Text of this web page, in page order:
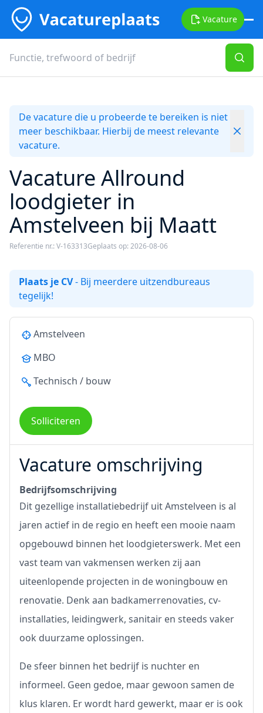
Vacature
De vacature die u probeerde te bereiken is niet
meer beschikbaar. Hierbij de meest relevante
vacature.
Vacature Allround
loodgieter in
Amstelveen bij Maatt
Referentie nr.: V-163313Geplaats op: 2026-08-06
Plaats je CV- Bij meerdere uitzendbureaus
tegelijk!
Amstelveen
MBO
Technisch / bouw
Solliciteren
Vacature omschrijving
Bedrijfsomschrijving
Dit gezellige installatiebedrijf uit Amstelveen is al
jaren actief in de regio en heeft een mooie naam
opgebouwd binnen het loodgieterswerk. Met een
vast team van vakmensen werken zij aan
uiteenlopende projecten in de woningbouw en
renovatie. Denk aan badkamerrenovaties, cv-
installaties, leidingwerk, sanitair en steeds vaker
ook duurzame oplossingen.
De sfeer binnen het bedrijf is nuchter en
informeel. Geen gedoe, maar gewoon samen de
klus klaren. Er wordt hard gewerkt, maar er is ook